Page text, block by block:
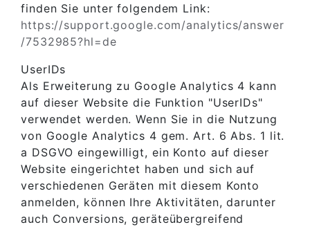
finden Sie unter folgendem Link:
https://support.google.com/analytics/answer
/7532985?hl=de
UserIDs
Als Erweiterung zu Google Analytics 4 kann
auf dieser Website die Funktion "UserIDs"
verwendet werden. Wenn Sie in die Nutzung
von Google Analytics 4 gem. Art. 6 Abs. 1 lit.
a DSGVO eingewilligt, ein Konto auf dieser
Website eingerichtet haben und sich auf
verschiedenen Geräten mit diesem Konto
anmelden, können Ihre Aktivitäten, darunter
auch Conversions, geräteübergreifend